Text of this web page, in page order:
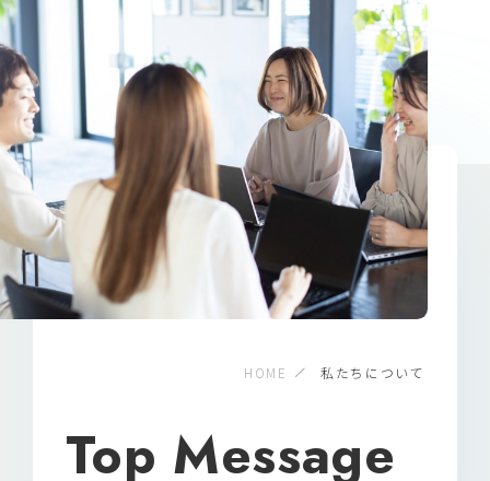
HOME 私たちについて
Top Message